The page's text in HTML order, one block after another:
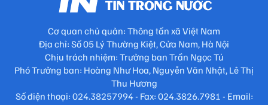
Cơ quan chủ quản: Thông tấn xã Việt Nam
Địa chỉ: Số 05 Lý Thường Kiệt, Cửa Nam, Hà Nội
Chịu trách nhiệm: Trưởng ban Trần Ngọc Tú
Phó Trưởng ban: Hoàng Như Hoa, Nguyễn Văn Nhật, Lê Thị
Thu Hương
Số điện thoại: 024.38257994 - Fax: 024.3826.7981 - Email: